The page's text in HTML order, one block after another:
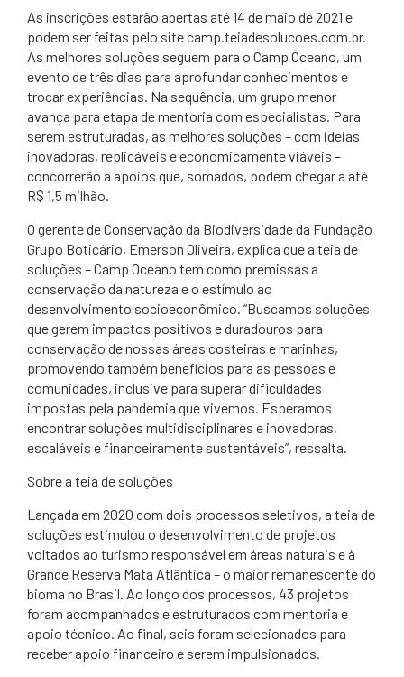
As inscrições estarão abertas até 14 de maio de 2021 e
podem ser feitas pelo site camp.teiadesolucoes.com.br.
As melhores soluções seguem para o Camp Oceano, um
evento de três dias para aprofundar conhecimentos e
trocar experiências. Na sequência, um grupo menor
avança para etapa de mentoria com especialistas. Para
serem estruturadas, as melhores soluções – com ideias
inovadoras, replicáveis e economicamente viáveis –
concorrerão a apoios que, somados, podem chegar a até
R$ 1,5 milhão.
O gerente de Conservação da Biodiversidade da Fundação
Grupo Boticário, Emerson Oliveira, explica que a teia de
soluções – Camp Oceano tem como premissas a
conservação da natureza e o estímulo ao
desenvolvimento socioeconômico. “Buscamos soluções
que gerem impactos positivos e duradouros para
conservação de nossas áreas costeiras e marinhas,
promovendo também benefícios para as pessoas e
comunidades, inclusive para superar dificuldades
impostas pela pandemia que vivemos. Esperamos
encontrar soluções multidisciplinares e inovadoras,
escaláveis e financeiramente sustentáveis”, ressalta.
Sobre a teia de soluções
Lançada em 2020 com dois processos seletivos, a teia de
soluções estimulou o desenvolvimento de projetos
voltados ao turismo responsável em áreas naturais e à
Grande Reserva Mata Atlântica – o maior remanescente do
bioma no Brasil. Ao longo dos processos, 43 projetos
foram acompanhados e estruturados com mentoria e
apoio técnico. Ao final, seis foram selecionados para
receber apoio financeiro e serem impulsionados.